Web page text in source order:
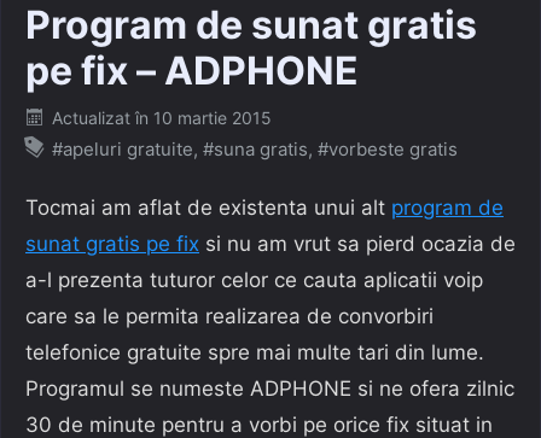
Program de sunat gratis
pe fix – ADPHONE
Posted
on
Actualizat în 10 martie 2015
#apeluri gratuite, #suna gratis, #vorbeste gratis
Tocmai am aflat de existenta unui alt program de
sunat gratis pe fix si nu am vrut sa pierd ocazia de
a-l prezenta tuturor celor ce cauta aplicatii voip
care sa le permita realizarea de convorbiri
telefonice gratuite spre mai multe tari din lume.
Programul se numeste ADPHONE si ne ofera zilnic
30 de minute pentru a vorbi pe orice fix situat in